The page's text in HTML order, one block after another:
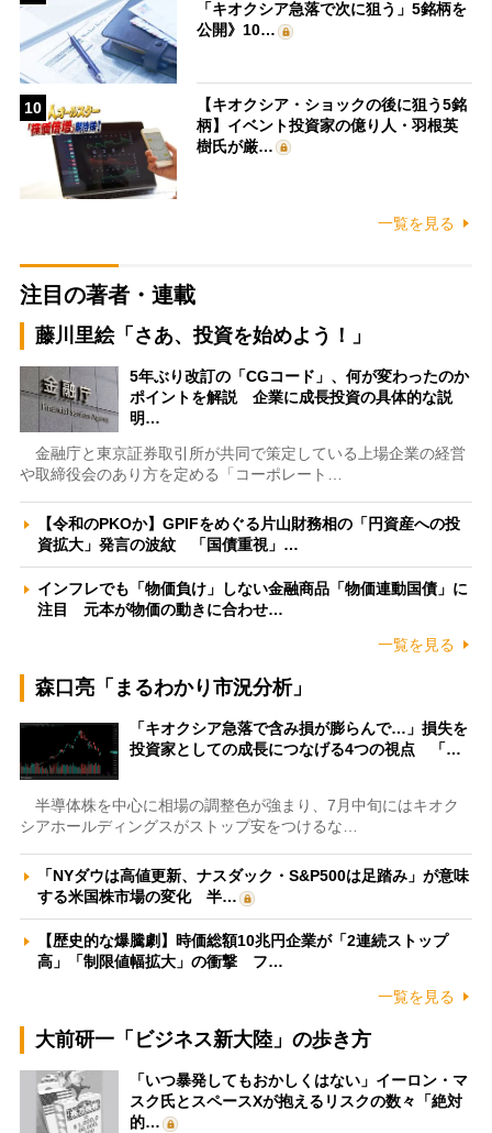
「キオクシア急落で次に狙う」5銘柄を
公開》10…
10
【キオクシア・ショックの後に狙う5銘
柄】イベント投資家の億り人・羽根英
樹氏が厳…
一覧を見る
注目の著者・連載
藤川里絵「さあ、投資を始めよう！」
5年ぶり改訂の「CGコード」、何が変わったのか
ポイントを解説 企業に成長投資の具体的な説
明…
金融庁と東京証券取引所が共同で策定している上場企業の経営
や取締役会のあり方を定める「コーポレート…
【令和のPKOか】GPIFをめぐる片山財務相の「円資産への投
資拡大」発言の波紋 「国債重視」…
インフレでも「物価負け」しない金融商品「物価連動国債」に
注目 元本が物価の動きに合わせ…
一覧を見る
森口亮「まるわかり市況分析」
「キオクシア急落で含み損が膨らんで…」損失を
投資家としての成長につなげる4つの視点 「…
半導体株を中心に相場の調整色が強まり、7月中旬にはキオク
シアホールディングスがストップ安をつけるな…
「NYダウは高値更新、ナスダック・S&P500は足踏み」が意味
する米国株市場の変化 半…
【歴史的な爆騰劇】時価総額10兆円企業が「2連続ストップ
高」「制限値幅拡大」の衝撃 フ…
一覧を見る
大前研一「ビジネス新大陸」の歩き方
「いつ暴発してもおかしくはない」イーロン・マ
スク氏とスペースXが抱えるリスクの数々「絶対
的…